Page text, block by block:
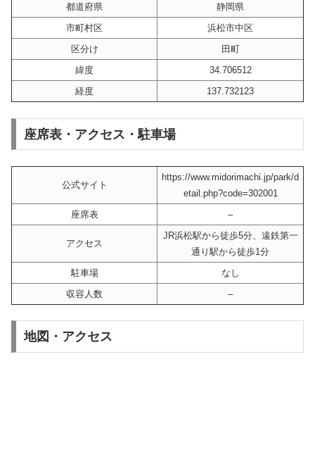
都道府県
静岡県
市町村区
浜松市中区
区分け
田町
緯度
34.706512
経度
137.732123
座席表・アクセス・駐車場
公式サイト
https://www.midorimachi.jp/park/d
etail.php?code=302001
座席表
–
アクセス
JR浜松駅から徒歩5分、遠鉄第一
通り駅から徒歩1分
駐車場
なし
収容人数
–
地図・アクセス